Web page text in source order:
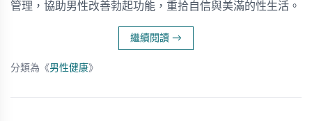
管理，協助男性改善勃起功能，重拾自信與美滿的性生活。
繼續閱讀 →
分類為《男性健康》